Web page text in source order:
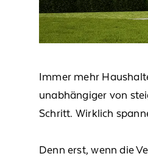
Immer mehr
unabhängiger von
Schritt. Wirklich
Denn erst, wenn die